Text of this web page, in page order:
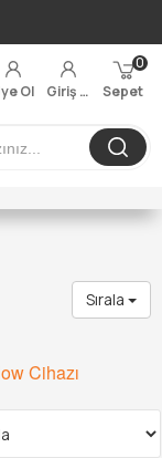
Ol Giriş Yap Sepet
0
Sırala
Cihazı